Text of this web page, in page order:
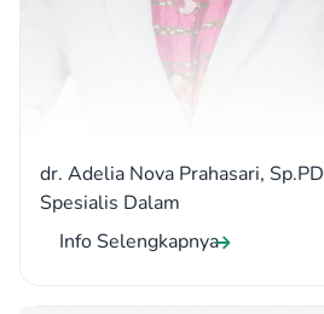
dr. Adelia Nova Prahasari, Sp.PD
Spesialis Dalam
Info Selengkapnya